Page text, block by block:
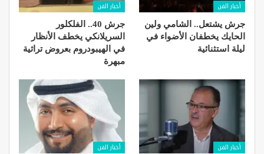
أخبار الفن
جرش يشتعل.. الشامي ولين
الحايك يخطفان الأضواء في
ليلة استثنائية
أخبار الفن
جرش 40.. الفلكلور
السريلانكي يخطف الأنظار
في الهيبودروم بعروض تراثية
مبهرة
أخبار الفن أخبار الفن